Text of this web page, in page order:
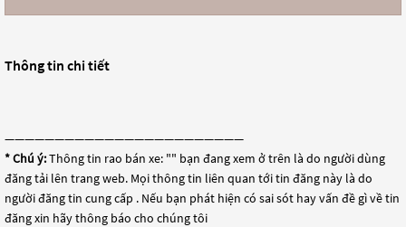
Thông tin chi tiết
————————————————————————
* Chú ý:Thông tin rao bán xe: "" bạn đang xem ở trên là do người dùng
đăng tải lên trang web. Mọi thông tin liên quan tới tin đăng này là do
người đăng tin cung cấp . Nếu bạn phát hiện có sai sót hay vấn đề gì về tin
đăng xin hãy thông báo cho chúng tôi